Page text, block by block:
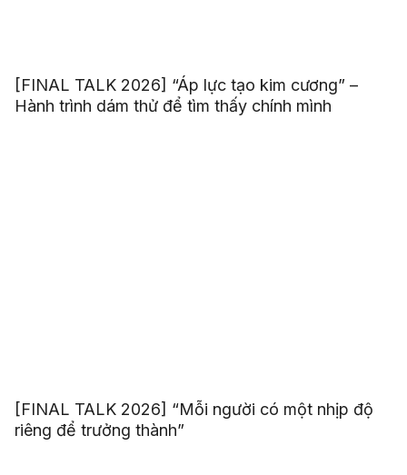
[FINAL TALK 2026] “Áp lực tạo kim cương” –
Hành trình dám thử để tìm thấy chính mình
[FINAL TALK 2026] “Mỗi người có một nhịp độ
riêng để trưởng thành”